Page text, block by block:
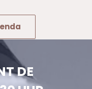
DE